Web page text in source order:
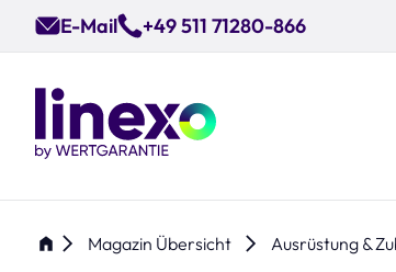
Skip
content
E-Mail +49 511 71280-866
Magazin Übersicht Ausrüstung &